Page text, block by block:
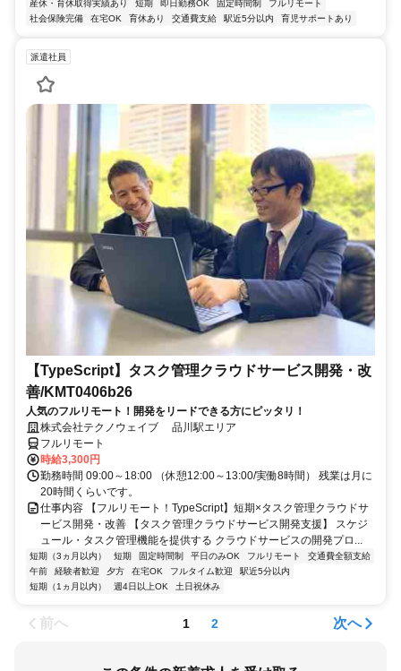
産休・育休取得実績あり 短期 即日勤務OK 固定時間制
フルリモート
社会保険完備
在宅OK 育休あり 交通費支給 駅近5分以内 育児サポートあり
派遣社員
【TypeScript】タスク管理クラウドサービス開発・改
善/KMT0406b26
人気のフルリモート！開発をリードできる方にピッタリ！
株式会社テクノウェイブ 品川駅エリア
フルリモート
時給3,300円
勤務時間 09:00～18:00 （休憩12:00～13:00/実働8時間） 残業は月に
20時間くらいです。
仕事内容 【フルリモート！TypeScript】短期×タスク管理クラウドサ
ービス開発・改善 【タスク管理クラウドサービス開発支援】 スケジ
ュール・タスク管理機能を提供する クラウドサービスの開発プロ...
短期（3ヵ月以内） 短期 固定時間制 平日のみOK フルリモート
交通費全額支給
午前
経験者歓迎 夕方 在宅OK フルタイム歓迎
駅近5分以内
短期（1ヵ月以内）
週4日以上OK 土日祝休み
前へ 1 2 次へ